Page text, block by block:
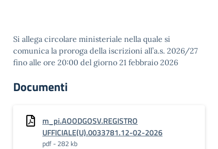
Si allega circolare ministeriale nella quale si
comunica la proroga della iscrizioni all’a.s. 2026/27
fino alle ore 20:00 del giorno 21 febbraio 2026
Documenti
m_pi.AOODGOSV.REGISTRO
UFFICIALE(U).0033781.12-02-2026
pdf - 282 kb